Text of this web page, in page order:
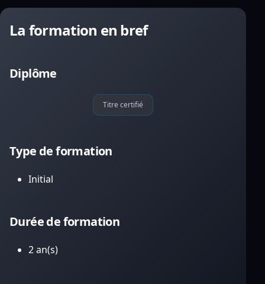
La formation en bref
Diplôme
Titre certifié
Type de formation
Initial
Durée de formation
2 an(s)